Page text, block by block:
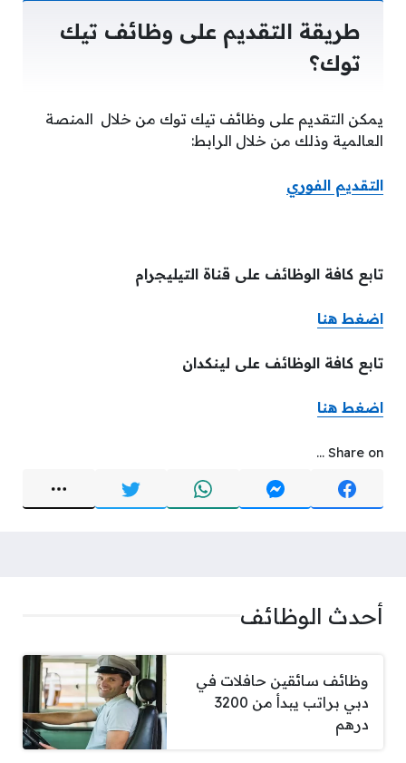
طريقة التقديم على وظائف تيك
توك؟
يمكن التقديم على وظائف تيك توك من خلال المنصة
العالمية وذلك من خلال الرابط:
التقديم الفوري
تابع كافة الوظائف على قناة التيليجرام
اضغط هنا
تابع كافة الوظائف على لينكدان
اضغط هنا
Share on ...
أحدث الوظائف
وظائف سائقين حافلات في
دبي براتب يبدأ من 3200
درهم